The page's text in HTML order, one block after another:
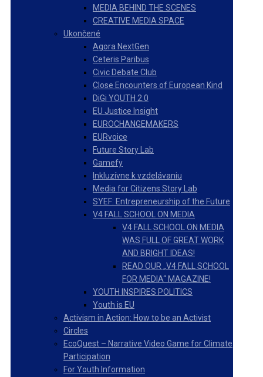
MEDIA BEHIND THE SCENES
CREATIVE MEDIA SPACE
Ukončené
Agora NextGen
Ceteris Paribus
Civic Debate Club
Close Encounters of European Kind
DiGi YOUTH 2.0
EU Justice Insight
EUROCHANGEMAKERS
EURvoice
Future Story Lab
Gamefy
Inkluzívne k vzdelávaniu
Media for Citizens Story Lab
SYEF: Entrepreneurship of the Future
V4 FALL SCHOOL ON MEDIA
V4 FALL SCHOOL ON MEDIA
WAS FULL OF GREAT WORK
AND BRIGHT IDEAS!
READ OUR „V4 FALL SCHOOL
FOR MEDIA“ MAGAZINE!
YOUTH INSPIRES POLITICS
Youth is EU
Activism in Action: How to be an Activist
Circles
EcoQuest – Narrative Video Game for Climate
Participation
For Youth Information